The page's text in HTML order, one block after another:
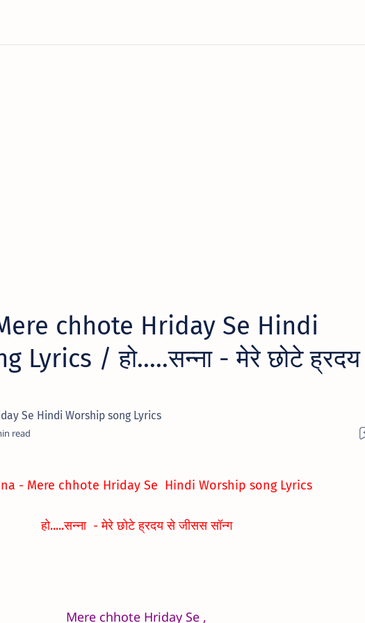
chhote Hriday Se Hindi
Lyrics / हो.....सन्ना - मेरे छोटे
Se Hindi Worship song Lyrics
- Mere chhote Hriday Se Hindi Worship song Lyrics
हो.....सन्ना - मेरे छोटे ह्रदय से जीसस सॉन्ग
Mere chhote Hriday Se ,